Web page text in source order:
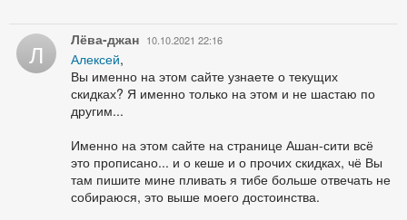
Л Лёва-джан 10.10.2021 22:16
Алексей,
Вы именно на этом сайте узнаете о текущих
скидках? Я именно только на этом и не шастаю по
другим...
Именно на этом сайте на странице Ашан-сити всё
это прописано... и о кеше и о прочих скидках, чё Вы
там пишите мине пливать я тибе больше отвечать не
собираюся, это выше моего достоинства.